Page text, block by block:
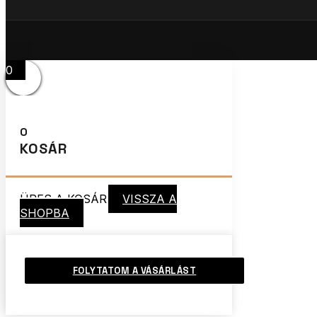
0
0
KOSÁR
ÜRES A KOSÁR
VISSZA A
SHOPBA
FOLYTATOM A VÁSÁRLÁST